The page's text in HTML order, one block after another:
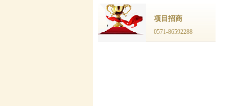
项目招商
0571-86592288